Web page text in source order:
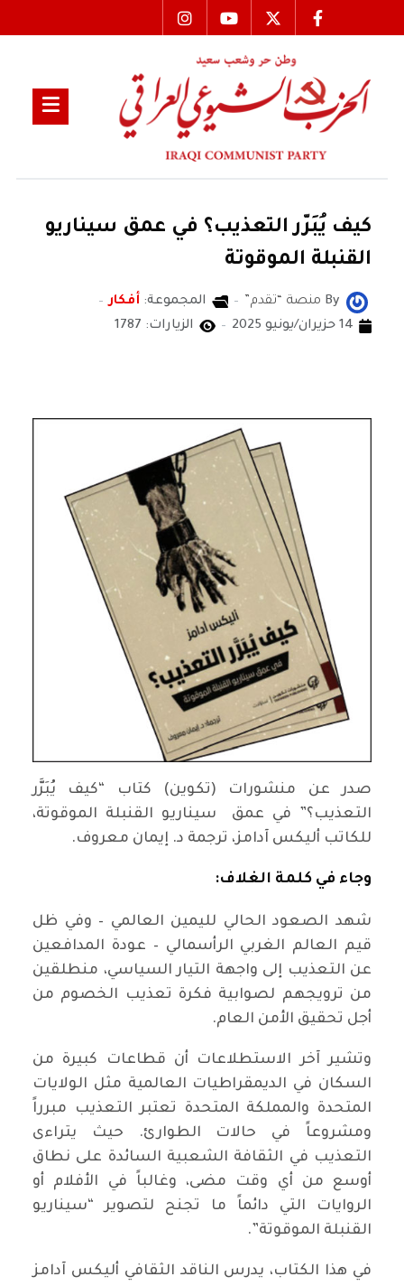
كيف يُبَرّر التعذيب؟ في عمق سيناريو
القنبلة الموقوتة
By منصة “تقدم” المجموعة: أفكار
14 حزيران/يونيو 2025
الزيارات: 1787
صدر عن منشورات (تكوين) كتاب “كيف يُبَرَّر
التعذيب؟” في عمق سيناريو القنبلة الموقوتة،
للكاتب أليكس آدامز، ترجمة د. إيمان معروف.
وجاء في كلمة الغلاف:
شهد الصعود الحالي لليمين العالمي – وفي ظل
قيم العالم الغربي الرأسمالي – عودة المدافعين
عن التعذيب إلى واجهة التيار السياسي، منطلقين
من ترويجهم لصوابية فكرة تعذيب الخصوم من
أجل تحقيق الأمن العام.
وتشير آخر الاستطلاعات أن قطاعات كبيرة من
السكان في الديمقراطيات العالمية مثل الولايات
المتحدة والمملكة المتحدة تعتبر التعذيب مبرراً
ومشروعاً في حالات الطوارئ. حيث يتراءى
التعذيب في الثقافة الشعبية السائدة على نطاق
أوسع من أي وقت مضى، وغالباً في الأفلام أو
الروايات التي دائماً ما تجنح لتصوير “سيناريو
القنبلة الموقوتة”.
في هذا الكتاب، يدرس الناقد الثقافي أليكس آدامز